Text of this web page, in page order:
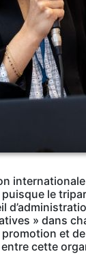
le
» dans
et
cette